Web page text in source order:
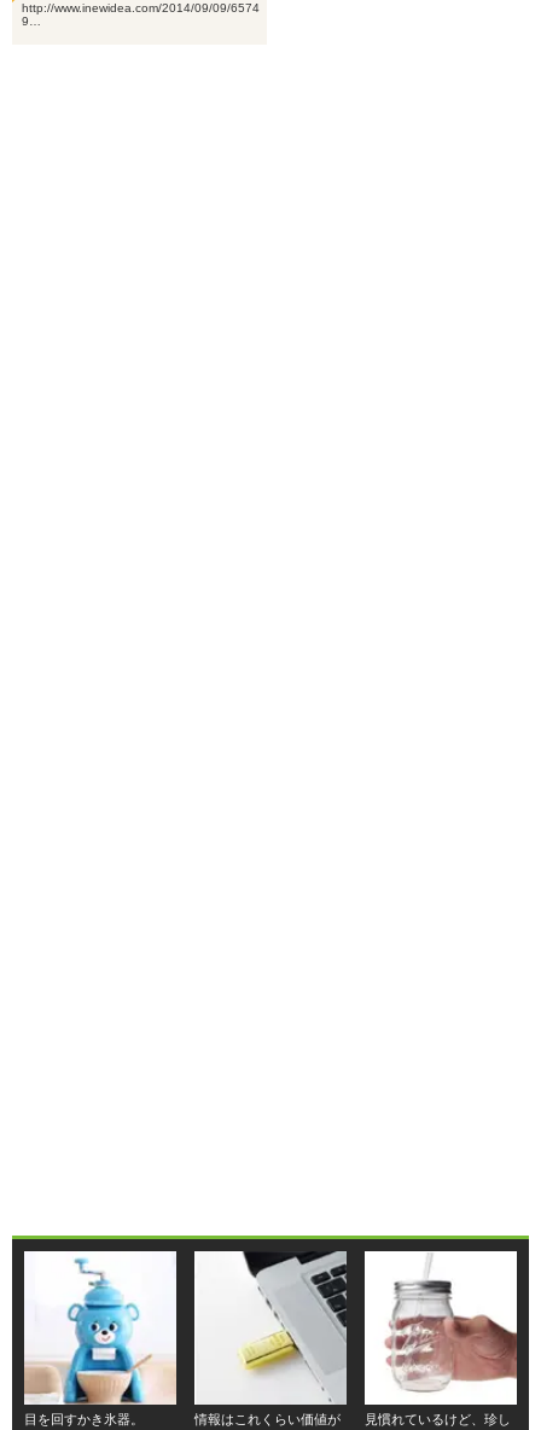
http://www.inewidea.com/2014/09/09/6574
9…
目を回すかき氷器。
情報はこれくらい価値が
見慣れているけど、珍し